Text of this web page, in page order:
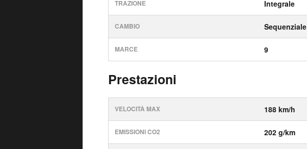
TRAZIONE Integrale
CAMBIO Sequenziale
MARCE 9
Prestazioni
VELOCITÀ MAX 188 km/h
EMISSIONI CO2 202 g/km